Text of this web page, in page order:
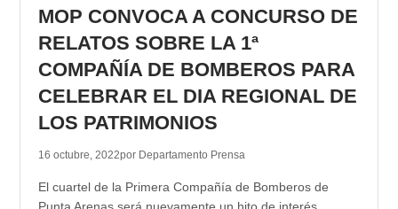
MOP CONVOCA A CONCURSO DE
RELATOS SOBRE LA 1ª
COMPAÑÍA DE BOMBEROS PARA
CELEBRAR EL DIA REGIONAL DE
LOS PATRIMONIOS
16 octubre, 2022por Departamento Prensa
El cuartel de la Primera Compañía de Bomberos de